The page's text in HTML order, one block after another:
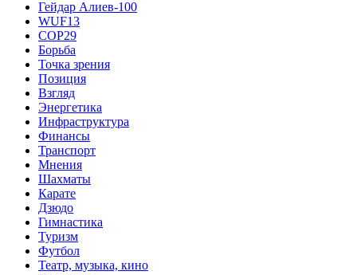
Гейдар Алиев-100
WUF13
COP29
Борьба
Точка зрения
Позиция
Взгляд
Энергетика
Инфраструктура
Финансы
Транспорт
Мнения
Шахматы
Карате
Дзюдо
Гимнастика
Туризм
Футбол
Театр, музыка, кино